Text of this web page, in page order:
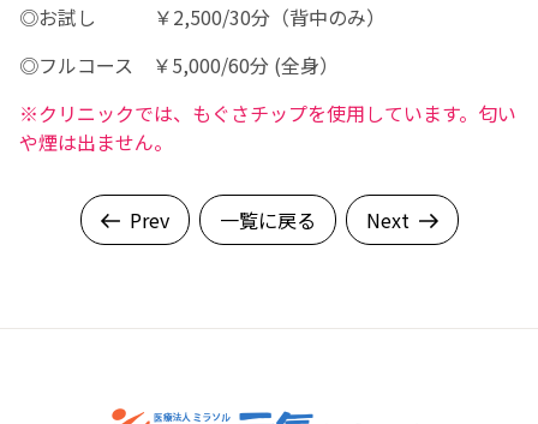
◎お試し ￥2,500/30分（背中のみ）
◎フルコース ￥5,000/60分 (全身）
※クリニックでは、もぐさチップを使用しています。匂い
や煙は出ません。
Prev 一覧に戻る Next